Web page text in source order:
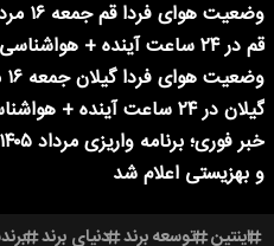
قم در ۲۴ ساعت آینده + هواشناسی قم
گیلان در ۲۴ ساعت آینده + هواشناسی گیلان
و بهزیستی اعلام شد
اینتین توسعه برند دنیای برند